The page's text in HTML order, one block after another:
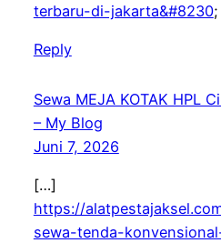
terbaru-di-jakarta&#8230
Reply
Sewa MEJA KOTAK HPL
– My Blog
Juni 7, 2026
[…]
https://
sewa-tenda-